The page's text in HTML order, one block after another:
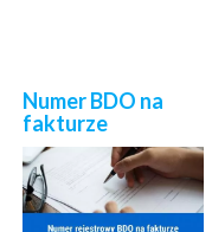
Numer BDO na
fakturze